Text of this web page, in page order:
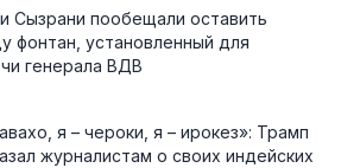
Сызрани пообещали оставить
фонтан, установленный для
генерала ВДВ
я – чероки, я – ирокез»: Трамп
журналистам о своих индейских